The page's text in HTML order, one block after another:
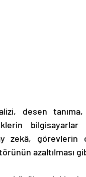
desen
zekâ,
azaltılması